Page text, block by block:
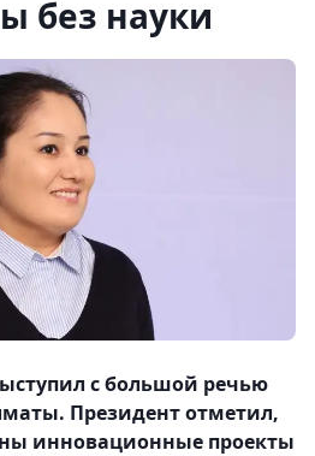
без науки
с большой речью
Президент отметил,
инновационные проекты